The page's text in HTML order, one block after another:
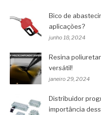
Bico de
aplicações?
junho 18, 2024
Resina
versátil!
janeiro 29, 2024
Distribuidor
importância